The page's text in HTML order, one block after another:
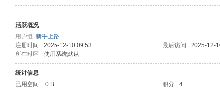
活跃概况
用户组 新手上路
注册时间
2025-12-10 09:53 最后访问
2025-12-
所在时区
使用系统默认
统计信息
已用空间
0 B 积分
4